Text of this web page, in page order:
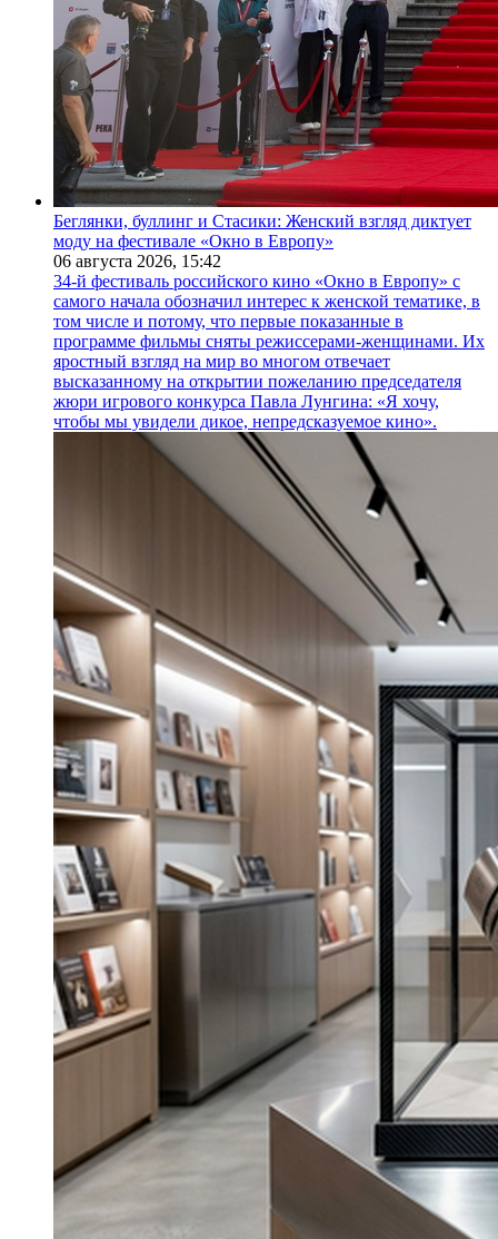
Беглянки, буллинг и Стасики: Женский взгляд диктует
моду на фестивале «Окно в Европу»
06 августа 2026, 15:42
34-й фестиваль российского кино «Окно в Европу» с
самого начала обозначил интерес к женской тематике, в
том числе и потому, что первые показанные в
программе фильмы сняты режиссерами-женщинами. Их
яростный взгляд на мир во многом отвечает
высказанному на открытии пожеланию председателя
жюри игрового конкурса Павла Лунгина: «Я хочу,
чтобы мы увидели дикое, непредсказуемое кино».